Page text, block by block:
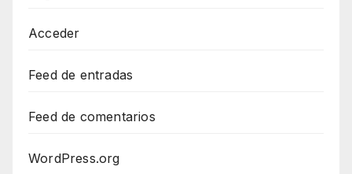
Acceder
Feed de entradas
Feed de comentarios
WordPress.org